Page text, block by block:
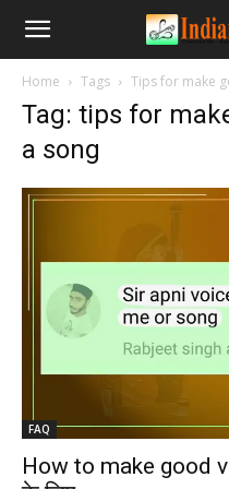
Home Tags Tips for make
Tag: tips for
a song
FAQ
How to make good